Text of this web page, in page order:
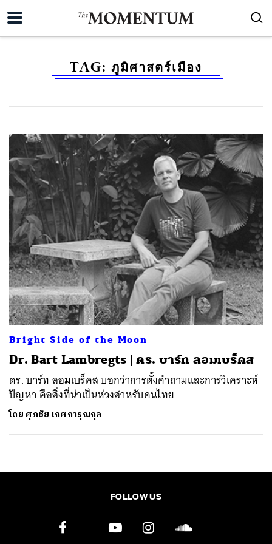
TAG: ภูมิศาสตร์เมือง
Bright Side of the Moon
Dr. Bart Lambregts | ดร. บาร์ท ลอมเบร็คส
ดร. บาร์ท ลอมเบร็คส บอกว่าการตั้งคำถามและการวิเคราะห์
ปัญหา คือสิ่งที่น่าเป็นห่วงสำหรับคนไทย
โดย ศุภชัย เกศการุณกุล
FOLLOW US
ค้นหา
SHARE TWEET LINE EMAIL